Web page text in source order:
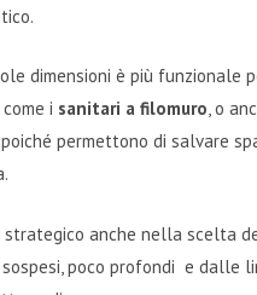
dimensioni è più funzionale
i sanitari a filomuro, o
poiché permettono di salvare
strategico anche nella scelta
poco profondi e dalle